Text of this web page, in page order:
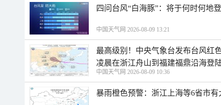
四问台风“白海豚”：将于何时何地
中国天气网 2026-08-09 13:21
最高级别！中央气象台发布台风红
凌晨在浙江舟山到福建福鼎沿海登
中国天气网 2026-08-09 10:36
暴雨橙色预警：浙江上海等6省市